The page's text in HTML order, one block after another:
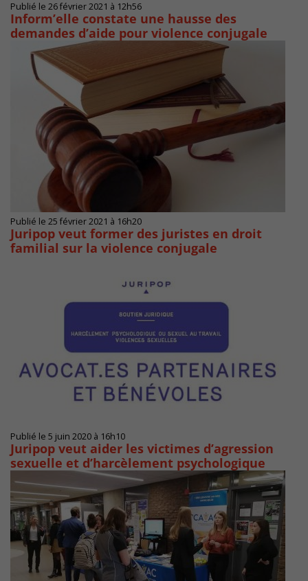
Publié le 26 février 2021 à 12h56
Inform’elle constate une hausse des
demandes d’aide pour violence conjugale
Publié le 25 février 2021 à 16h20
Juripop veut former des juristes en droit
familial sur la violence conjugale
Publié le 5 juin 2020 à 16h10
Juripop veut aider les victimes d’agression
sexuelle et d’harcèlement psychologique